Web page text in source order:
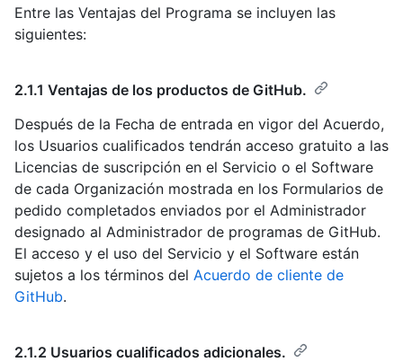
Entre las Ventajas del Programa se incluyen las
siguientes:
2.1.1 Ventajas de los productos de GitHub.
Después de la Fecha de entrada en vigor del Acuerdo,
los Usuarios cualificados tendrán acceso gratuito a las
Licencias de suscripción en el Servicio o el Software
de cada Organización mostrada en los Formularios de
pedido completados enviados por el Administrador
designado al Administrador de programas de GitHub.
El acceso y el uso del Servicio y el Software están
sujetos a los términos del Acuerdo de cliente de
GitHub.
2.1.2 Usuarios cualificados adicionales.